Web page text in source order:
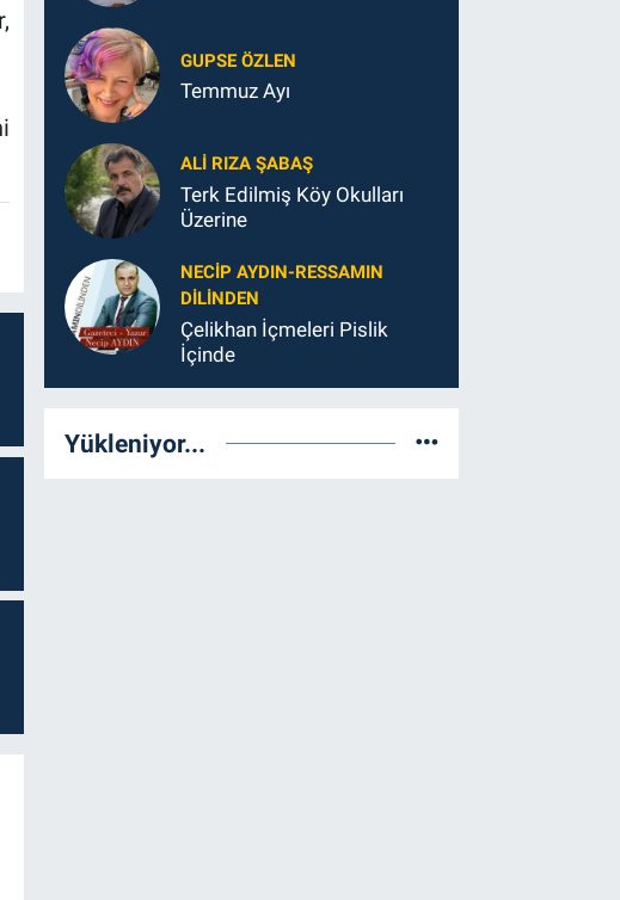
GUPSE ÖZLEN
Temmuz Ayı
ALI RIZA ŞABAŞ
Terk Edilmiş Köy Okulları
Üzerine
NECIP AYDIN-RESSAMIN
DILINDEN
Çelikhan İçmeleri Pislik
İçinde
Yükleniyor...